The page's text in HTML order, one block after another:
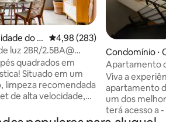
do M 4,98 de uma avaliação média de
4,98 (283)
luz 2BR/2.5BA@
quadrados em
Situado em um
limpeza recomendada
de alta velocidade,
passos do
Condomínio ⋅
xico
Apartamento
em Polanco
Viva a
apartamento
um dos melhores
terá acesso a -